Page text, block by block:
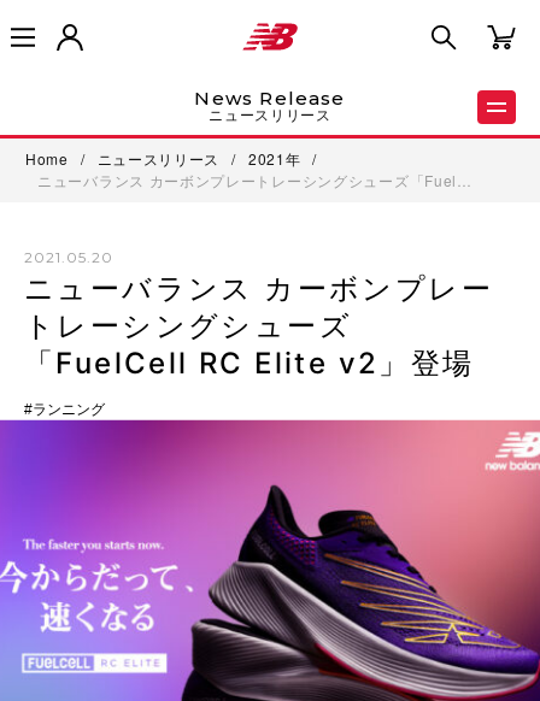
News Release
ニュースリリース
Home / ニュースリリース / 2021年
/
ニューバランス カーボンプレートレーシングシューズ「Fuel…
2021.05.20
ニューバランス カーボンプレー
トレーシングシューズ
「FuelCell RC Elite v2」登場
ランニング